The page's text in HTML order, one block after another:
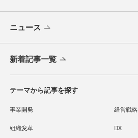
ニュース
新着記事一覧
テーマから記事を探す
事業開発 経営戦略
組織変革 DX